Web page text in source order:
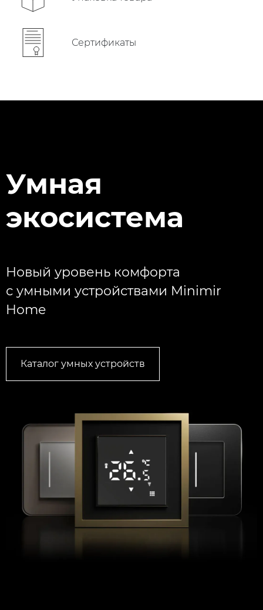
Сертификаты
Умная
экосистема
Новый уровень комфорта
с умными устройствами Minimir
Home
Каталог умных устройств